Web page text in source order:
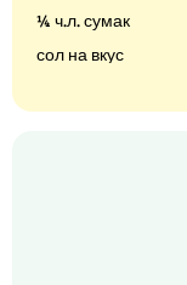
¼ ч.л. сумак
сол на вкус